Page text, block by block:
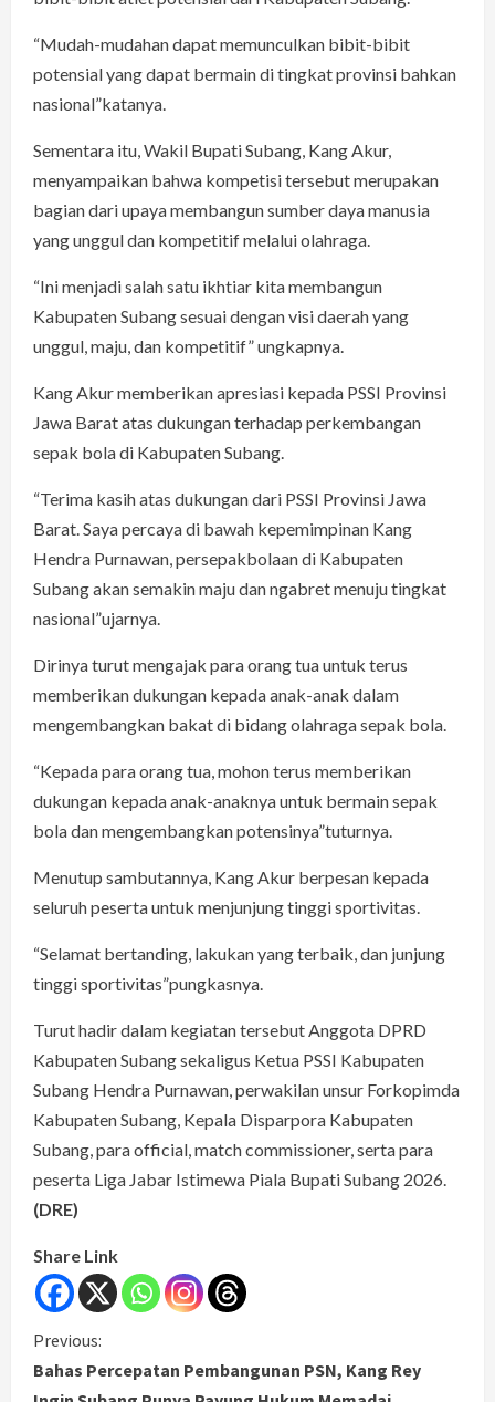
“Mudah-mudahan dapat memunculkan bibit-bibit
potensial yang dapat bermain di tingkat provinsi bahkan
nasional”katanya.
Sementara itu, Wakil Bupati Subang, Kang Akur,
menyampaikan bahwa kompetisi tersebut merupakan
bagian dari upaya membangun sumber daya manusia
yang unggul dan kompetitif melalui olahraga.
“Ini menjadi salah satu ikhtiar kita membangun
Kabupaten Subang sesuai dengan visi daerah yang
unggul, maju, dan kompetitif” ungkapnya.
Kang Akur memberikan apresiasi kepada PSSI Provinsi
Jawa Barat atas dukungan terhadap perkembangan
sepak bola di Kabupaten Subang.
“Terima kasih atas dukungan dari PSSI Provinsi Jawa
Barat. Saya percaya di bawah kepemimpinan Kang
Hendra Purnawan, persepakbolaan di Kabupaten
Subang akan semakin maju dan ngabret menuju tingkat
nasional”ujarnya.
Dirinya turut mengajak para orang tua untuk terus
memberikan dukungan kepada anak-anak dalam
mengembangkan bakat di bidang olahraga sepak bola.
“Kepada para orang tua, mohon terus memberikan
dukungan kepada anak-anaknya untuk bermain sepak
bola dan mengembangkan potensinya”tuturnya.
Menutup sambutannya, Kang Akur berpesan kepada
seluruh peserta untuk menjunjung tinggi sportivitas.
“Selamat bertanding, lakukan yang terbaik, dan junjung
tinggi sportivitas”pungkasnya.
Turut hadir dalam kegiatan tersebut Anggota DPRD
Kabupaten Subang sekaligus Ketua PSSI Kabupaten
Subang Hendra Purnawan, perwakilan unsur Forkopimda
Kabupaten Subang, Kepala Disparpora Kabupaten
Subang, para official, match commissioner, serta para
peserta Liga Jabar Istimewa Piala Bupati Subang 2026.
(DRE)
Share Link
C
Previous:
Bahas Percepatan Pembangunan PSN, Kang Rey